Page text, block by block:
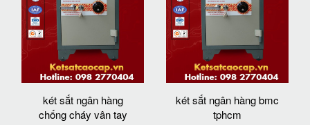
két sắt ngân hàng
chống cháy vân tay
két sắt ngân hàng bmc
tphcm